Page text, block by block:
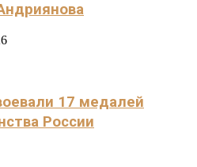
17 медалей
России